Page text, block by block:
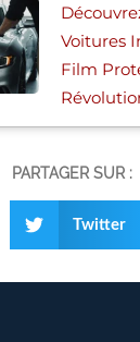
Voitures
Film
PARTAGER SUR :
Twitter